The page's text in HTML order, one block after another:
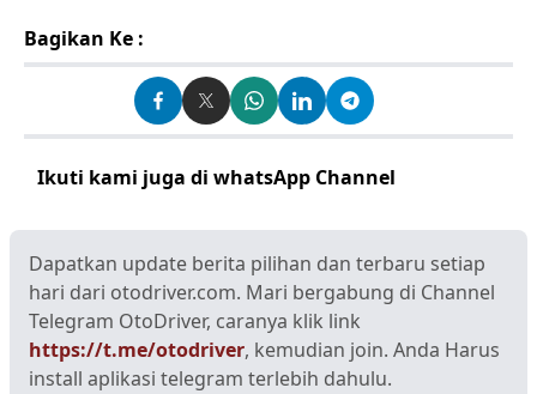
Bagikan Ke :
Ikuti kami juga di whatsApp Channel
Dapatkan update berita pilihan dan terbaru setiap
hari dari otodriver.com. Mari bergabung di Channel
Telegram OtoDriver, caranya klik link
https://t.me/otodriver, kemudian join. Anda Harus
install aplikasi telegram terlebih dahulu.